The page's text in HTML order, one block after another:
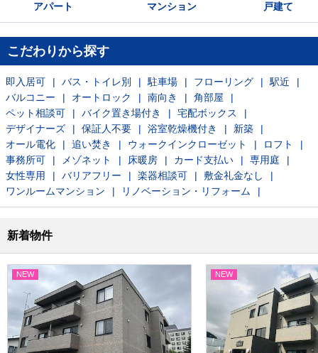
アパート マンション 戸建て
こだわりから探す
即入居可 バス・トイレ別 駐車場 フローリング
駅近
バルコニー
オートロック 南向き
角部屋
ペット相談可
バイク置き場付き
宅配ボックス
デザイナーズ
保証人不要 浴室乾燥機付き
新築
オール電化
追い焚き ウォークインクローゼット
ロフト
事務所可
メゾネット 床暖房 カード支払い
専用庭
女性専用
バリアフリー 楽器相談可
敷金礼金なし
ワンルームマンション
リノベーション・リフォーム
新着物件
NEW NEW